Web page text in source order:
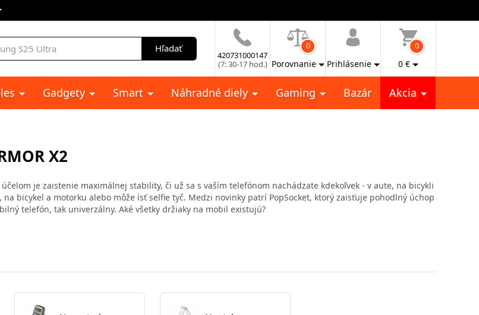
Hľadať
420731000147
(7: 30-17 hod.)
0
Porovnanie Prihlásenie
0
0 €
Gadgety Smart Náhradné diely Gaming Bazár Akcia
X2
je zaistenie maximálnej stability, či už sa s vaším telefónom nachádzate kdekoľvek - v aute, na bicykli
bicykel a motorku alebo môže ísť selfie tyč. Medzi novinky patrí PopSocket, ktorý zaisťuje pohodlný úchop
telefón, tak univerzálny. Aké všetky držiaky na mobil existujú?